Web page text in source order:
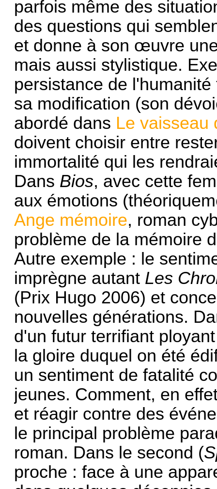
parfois même des
des questions qui
et donne à son œuvre
mais aussi stylistique.
persistance de
sa modification (son
abordé dans Le vaisseau
doivent choisir entre
immortalité qui les
Dans Bios, avec cette
aux émotions
Ange mémoire, roman
problème de la mémoire
Autre exemple : le
imprègne autant Les
(Prix Hugo 2006) et
nouvelles générations.
d'un futur terrifiant
la gloire duquel on été
un sentiment de fatalité
jeunes. Comment, en
et réagir contre des
le principal problème
roman. Dans le second (
proche : face à une